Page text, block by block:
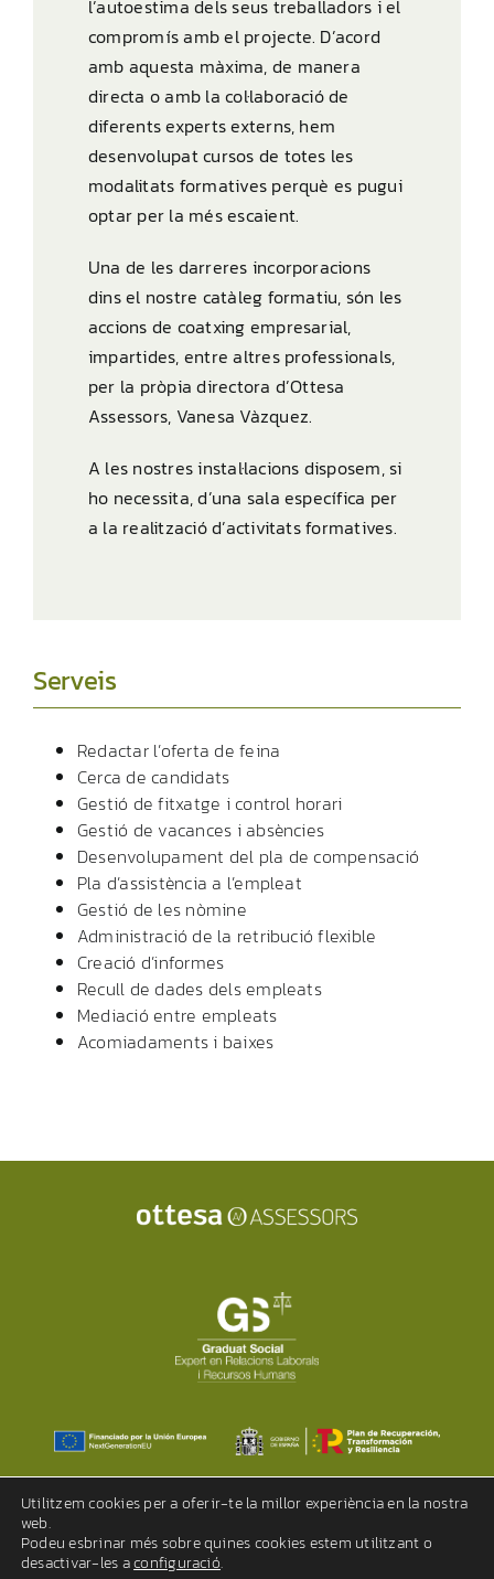
l’autoestima dels seus treballadors i el
compromís amb el projecte. D’acord
amb aquesta màxima, de manera
directa o amb la col·laboració de
diferents experts externs, hem
desenvolupat cursos de totes les
modalitats formatives perquè es pugui
optar per la més escaient.
Una de les darreres incorporacions
dins el nostre catàleg formatiu, són les
accions de coatxing empresarial,
impartides, entre altres professionals,
per la pròpia directora d’Ottesa
Assessors, Vanesa Vàzquez.
A les nostres instal·lacions disposem, si
ho necessita, d’una sala específica per
a la realització d’activitats formatives.
Serveis
Redactar l’oferta de feina
Cerca de candidats
Gestió de fitxatge i control horari
Gestió de vacances i absències
Desenvolupament del pla de compensació
Pla d’assistència a l’empleat
Gestió de les nòmine
Administració de la retribució flexible
Creació d’informes
Recull de dades dels empleats
Mediació entre empleats
Acomiadaments i baixes
©2023 |Avís legal|Política de privacitat |Política de cookies
Utilitzem cookies per a oferir-te la millor experiència en la nostra
web.
Podeu esbrinar més sobre quines cookies estem utilitzant o
desactivar-les aconfiguració.